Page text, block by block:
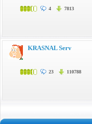
4 7813
KRASNAL Serv
23 110788